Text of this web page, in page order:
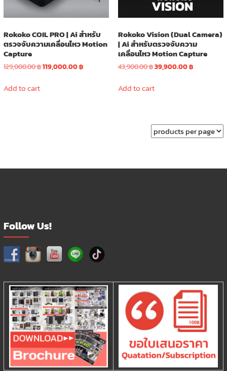
Rokoko COIL PRO | Ai สำหรับ
ตรวจจับความเคลื่อนไหว Motion
Capture
129,000.00฿Original
119,000.00฿Current
Add to cart
Rokoko Vision (Dual Camera)
| Ai สำหรับตรวจจับความ
เคลื่อนไหว Motion Capture
43,900.00฿Original
was:
39,900.00฿Current
Add to cart
Follow Us!